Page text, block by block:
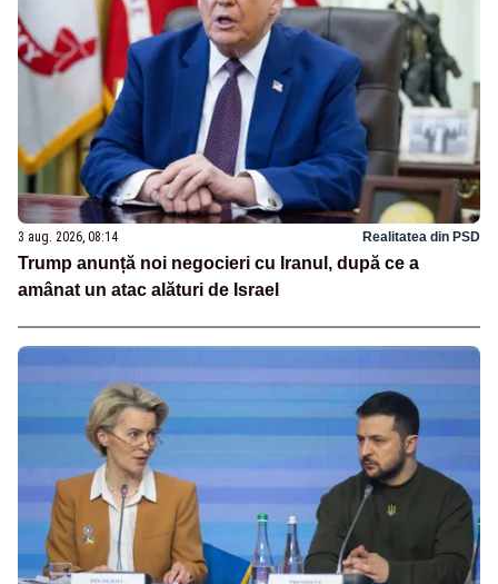
3 aug. 2026, 08:14 Realitatea din PSD
Trump anunță noi negocieri cu Iranul, după ce a
amânat un atac alături de Israel